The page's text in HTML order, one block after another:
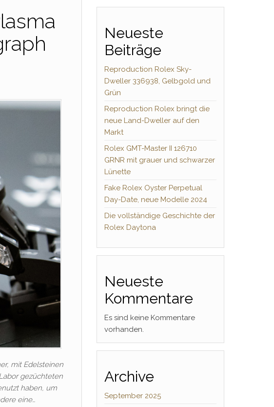
mit Edelsteinen
gezüchteten
haben, um
eine…
Neueste
Beiträge
Reproduction Rolex Sky-
Dweller 336938, Gelbgold und
Grün
Reproduction Rolex bringt die
neue Land-Dweller auf den
Markt
Rolex GMT-Master II 126710
GRNR mit grauer und schwarzer
Lünette
Fake Rolex Oyster Perpetual
Day-Date, neue Modelle 2024
Die vollständige Geschichte der
Rolex Daytona
Neueste
Kommentare
Es sind keine Kommentare
vorhanden.
Archive
September 2025